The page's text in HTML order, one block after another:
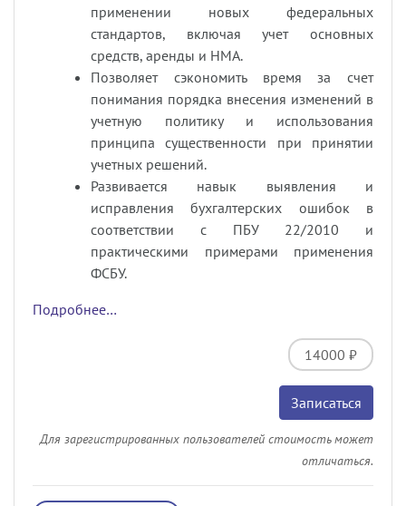
применении новых федеральных
стандартов, включая учет основных
средств, аренды и НМА.
Позволяет сэкономить время за счет
понимания порядка внесения изменений в
учетную политику и использования
принципа существенности при принятии
учетных решений.
Развивается навык выявления и
исправления бухгалтерских ошибок в
соответствии с ПБУ 22/2010 и
практическими примерами применения
ФСБУ.
Подробнее…
14000 ₽
Записаться
Для зарегистрированных пользователей стоимость может
отличаться.